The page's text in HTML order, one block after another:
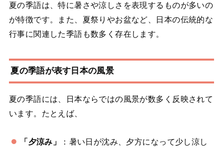
夏の季語は、特に暑さや涼しさを表現するものが多いの
が特徴です。また、夏祭りやお盆など、日本の伝統的な
行事に関連した季語も数多く存在します。
夏の季語が表す日本の風景
夏の季語には、日本ならではの風景が数多く反映されて
います。たとえば、
「夕涼み」
：暑い日が沈み、夕方になって少し涼し